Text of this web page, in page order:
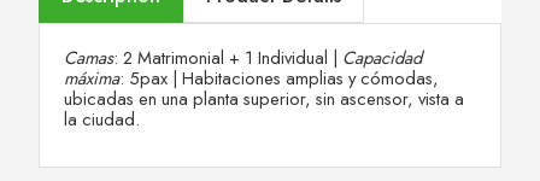
Camas: 2 Matrimonial + 1 Individual | Capacidad
máxima: 5pax |Habitaciones amplias y cómodas,
ubicadas en una planta superior, sin ascensor, vista a
la ciudad.